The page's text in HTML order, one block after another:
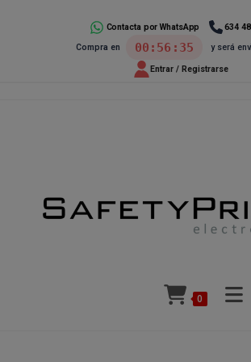
Contacta por WhatsApp
634
Compra en
00:56:34 y será
Entrar / Registrarse
0